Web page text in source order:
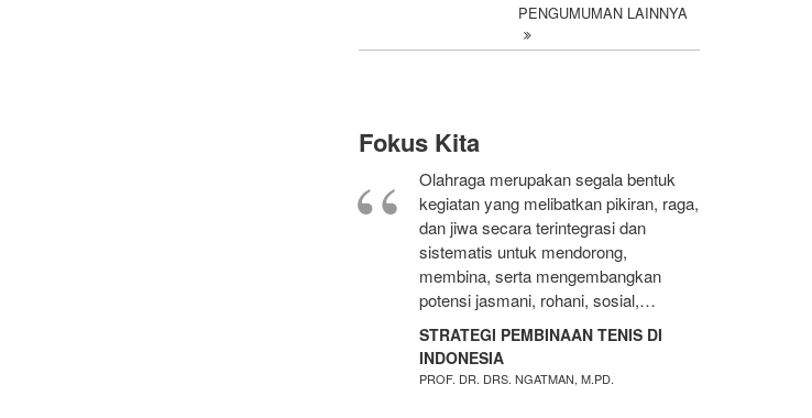
PENGUMUMAN LAINNYA
Fokus Kita
Olahraga merupakan segala bentuk
kegiatan yang melibatkan pikiran, raga,
dan jiwa secara terintegrasi dan
sistematis untuk mendorong,
membina, serta mengembangkan
potensi jasmani, rohani, sosial,…
STRATEGI PEMBINAAN TENIS DI
INDONESIA
PROF. DR. DRS. NGATMAN, M.PD.